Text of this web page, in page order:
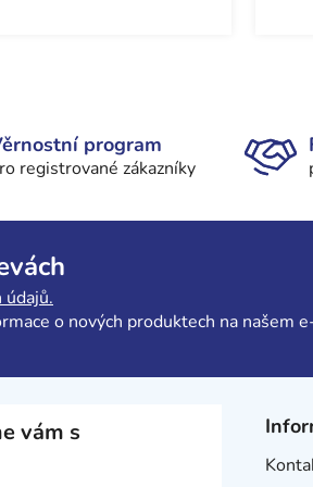
á
d
c
v
program
registrované zákazníky
údajů.
o nových produktech na našem
vám s